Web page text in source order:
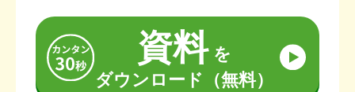
資料を
ダウンロード（無料）